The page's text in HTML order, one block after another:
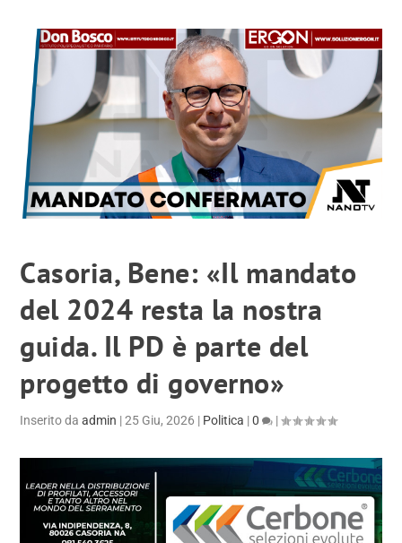
Casoria, Bene: «Il mandato
del 2024 resta la nostra
guida. Il PD è parte del
progetto di governo»
Inserito daadmin |25 Giu, 2026 | Politica |0 |